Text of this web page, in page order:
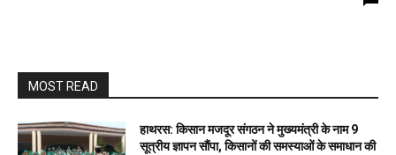
MOST READ
हाथरस: किसान मजदूर संगठन ने मुख्यमंत्री के नाम 9
सूत्रीय ज्ञापन सौंपा, किसानों की समस्याओं के समाधान की